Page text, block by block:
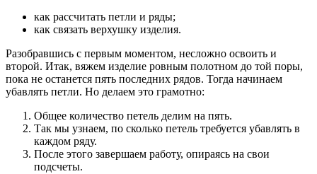
как рассчитать петли и ряды;
как связать верхушку изделия.
Разобравшись с первым моментом, несложно освоить и
второй. Итак, вяжем изделие ровным полотном до той поры,
пока не останется пять последних рядов. Тогда начинаем
убавлять петли. Но делаем это грамотно:
Общее количество петель делим на пять.
Так мы узнаем, по сколько петель требуется убавлять в
каждом ряду.
После этого завершаем работу, опираясь на свои
подсчеты.